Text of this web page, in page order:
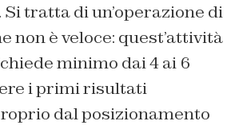
Si tratta di un’operazione di
non è veloce: quest’attività
minimo dai 4 ai 6
i primi risultati
dal posizionamento